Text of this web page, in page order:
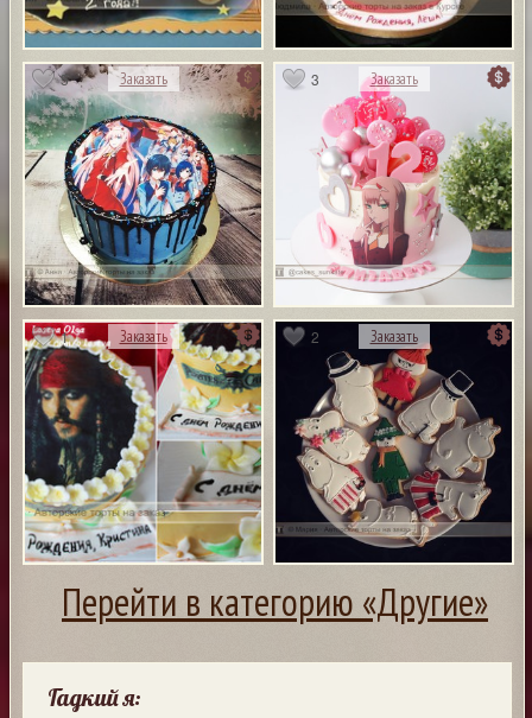
5 Заказать 3 Заказать
1 Заказать 2 Заказать
Перейти в категорию «Другие»
Гадкий я: